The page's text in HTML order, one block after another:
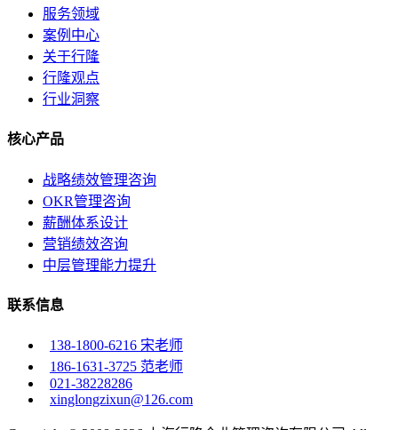
服务领域
案例中心
关于行隆
行隆观点
行业洞察
核心产品
战略绩效管理咨询
OKR管理咨询
薪酬体系设计
营销绩效咨询
中层管理能力提升
联系信息
138-1800-6216 宋老师
186-1631-3725 范老师
021-38228286
xinglongzixun@126.com